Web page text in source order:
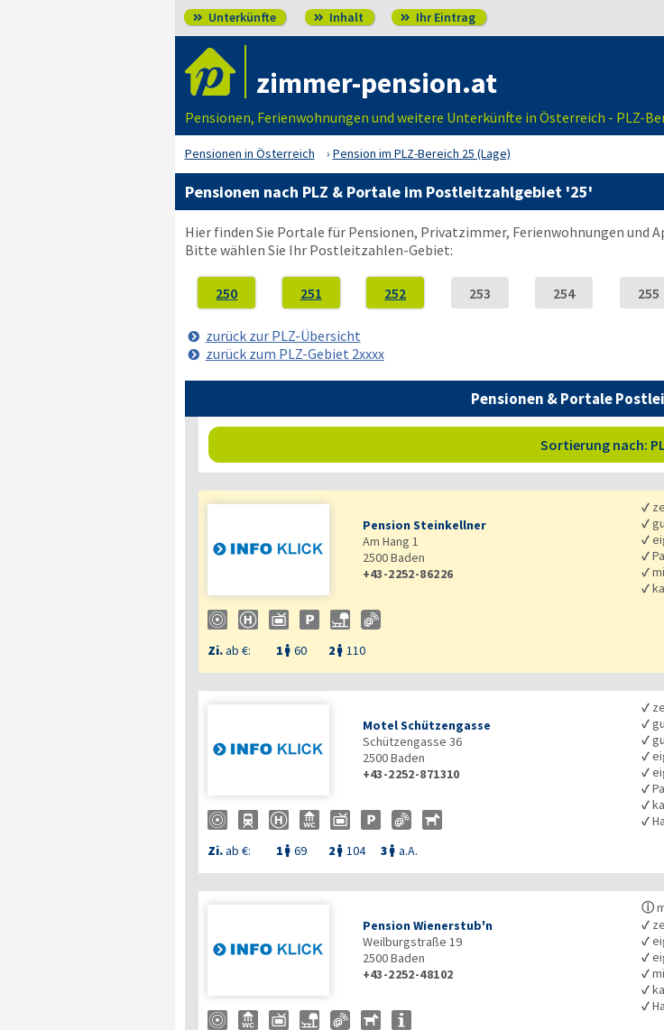
 Unterkünfte  Inhalt  Ihr Eintrag
zimmer-pension.at
Pensionen, Ferienwohnungen und weitere Unterkünfte in Österreich - PLZ-
Pensionen in Österreich Pension im PLZ-Bereich 25 (Lage)
Pensionen nach PLZ & Portale im Postleitzahlgebiet '25'
Hier finden Sie Portale für Pensionen, Privatzimmer, Ferienwohnungen und
Bitte wählen Sie Ihr Postleitzahlen-Gebiet:
250 251 252 253 254 255
zurück zur PLZ-Übersicht
zurück zum PLZ-Gebiet 2xxxx
Pensionen & Portale
Sortierung nach:
Pension Steinkellner
Am Hang 1
2500Baden
+43-2252-86226
Zi.ab €: 1  60 2  110
✓
✓
✓
✓
✓
✓
Motel Schützengasse
Schützengasse 36
2500Baden
+43-2252-871310
Zi.ab €: 1  69 2  104 3  a.A.
✓
✓
✓
✓
✓
✓
✓
✓
Pension Wienerstub'n
Weilburgstraße 19
2500Baden
+43-2252-48102
ⓘ
✓
✓
✓
✓
✓
✓